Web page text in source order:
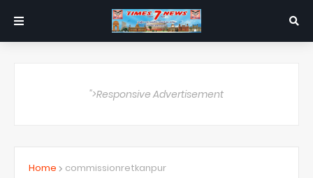
">Responsive Advertisement
Home commissionretkanpur